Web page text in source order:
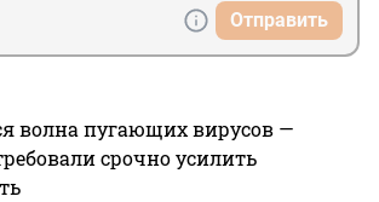
Отправить
волна пугающих вирусов —
срочно усилить